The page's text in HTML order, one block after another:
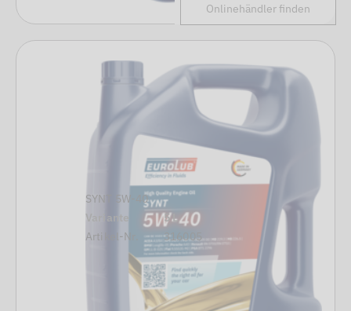
Onlinehändler finden
SYNT 5W-40
Variante
5 L
Artikel-Nr.
316005